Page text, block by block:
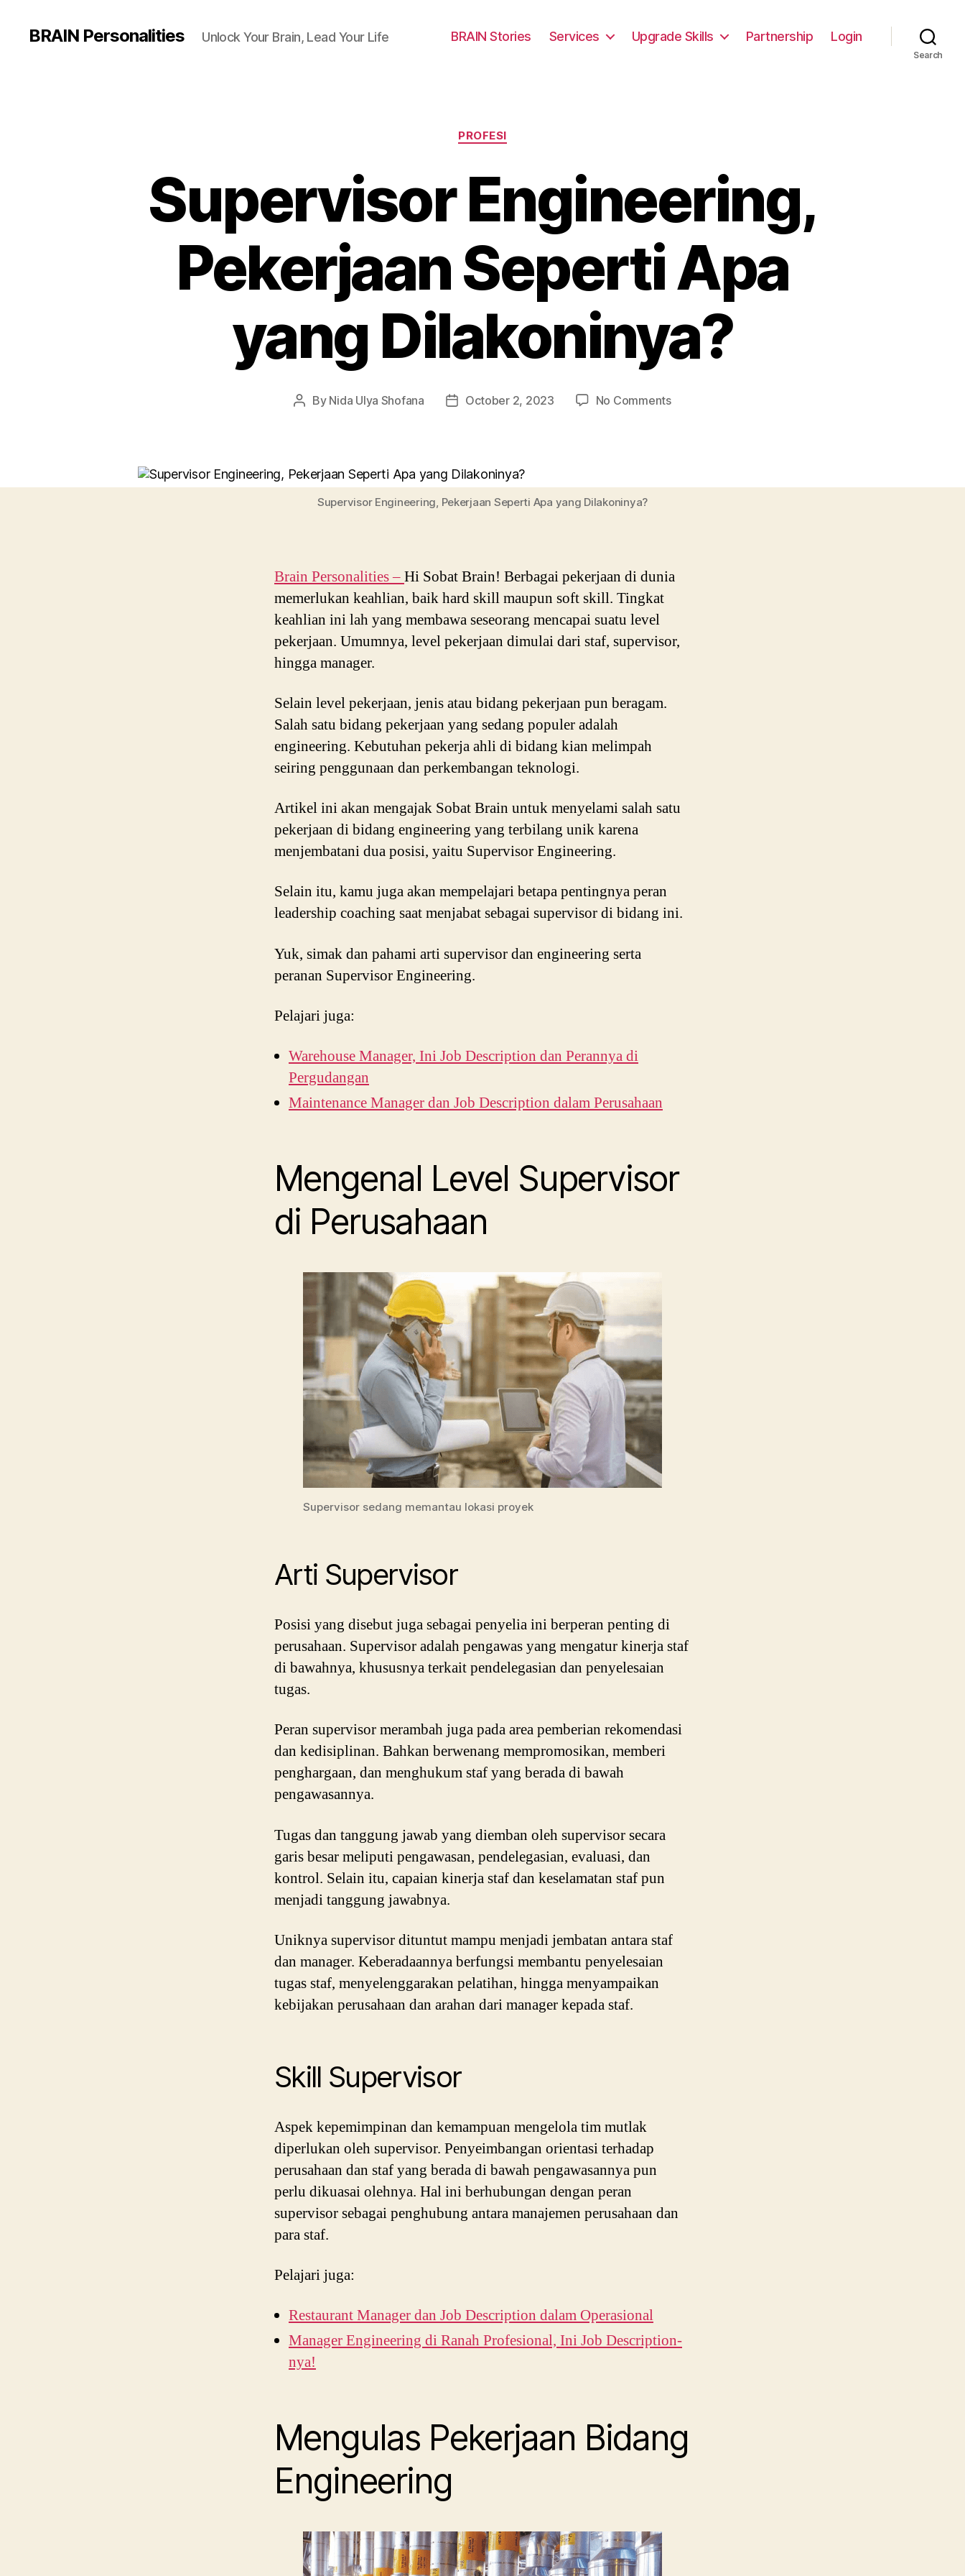
BRAIN Personalities Unlock Your Brain, Lead Your Life BRAIN Stories Services Upgrade Skills Partnership Login
Search
Categories
PROFESI
Supervisor Engineering,
Pekerjaan Seperti Apa
yang Dilakoninya?
Post
By Nida Ulya Shofana
PostOctober 2, 2023 No Commentson
Apa
Supervisor Engineering, Pekerjaan Seperti Apa yang Dilakoninya?
Brain Personalities –Hi Sobat Brain! Berbagai pekerjaan di dunia
memerlukan keahlian, baik hard skill maupun soft skill. Tingkat
keahlian ini lah yang membawa seseorang mencapai suatu level
pekerjaan. Umumnya, level pekerjaan dimulai dari staf, supervisor,
hingga manager.
Selain level pekerjaan, jenis atau bidang pekerjaan pun beragam.
Salah satu bidang pekerjaan yang sedang populer adalah
engineering. Kebutuhan pekerja ahli di bidang kian melimpah
seiring penggunaan dan perkembangan teknologi.
Artikel ini akan mengajak Sobat Brain untuk menyelami salah satu
pekerjaan di bidang engineering yang terbilang unik karena
menjembatani dua posisi, yaitu Supervisor Engineering.
Selain itu, kamu juga akan mempelajari betapa pentingnya peran
leadership coaching saat menjabat sebagai supervisor di bidang ini.
Yuk, simak dan pahami arti supervisor dan engineering serta
peranan Supervisor Engineering.
Pelajari juga:
Warehouse Manager, Ini Job Description dan Perannya di
Pergudangan
Maintenance Manager dan Job Description dalam Perusahaan
Mengenal Level Supervisor
di Perusahaan
Supervisor sedang memantau lokasi proyek
Arti Supervisor
Posisi yang disebut juga sebagai penyelia ini berperan penting di
perusahaan. Supervisor adalah pengawas yang mengatur kinerja staf
di bawahnya, khususnya terkait pendelegasian dan penyelesaian
tugas.
Peran supervisor merambah juga pada area pemberian rekomendasi
dan kedisiplinan. Bahkan berwenang mempromosikan, memberi
penghargaan, dan menghukum staf yang berada di bawah
pengawasannya.
Tugas dan tanggung jawab yang diemban oleh supervisor secara
garis besar meliputi pengawasan, pendelegasian, evaluasi, dan
kontrol. Selain itu, capaian kinerja staf dan keselamatan staf pun
menjadi tanggung jawabnya.
Uniknya supervisor dituntut mampu menjadi jembatan antara staf
dan manager. Keberadaannya berfungsi membantu penyelesaian
tugas staf, menyelenggarakan pelatihan, hingga menyampaikan
kebijakan perusahaan dan arahan dari manager kepada staf.
Skill Supervisor
Aspek kepemimpinan dan kemampuan mengelola tim mutlak
diperlukan oleh supervisor. Penyeimbangan orientasi terhadap
perusahaan dan staf yang berada di bawah pengawasannya pun
perlu dikuasai olehnya. Hal ini berhubungan dengan peran
supervisor sebagai penghubung antara manajemen perusahaan dan
para staf.
Pelajari juga:
Restaurant Manager dan Job Description dalam Operasional
Manager Engineering di Ranah Profesional, Ini Job Description-
nya!
Mengulas Pekerjaan Bidang
Engineering